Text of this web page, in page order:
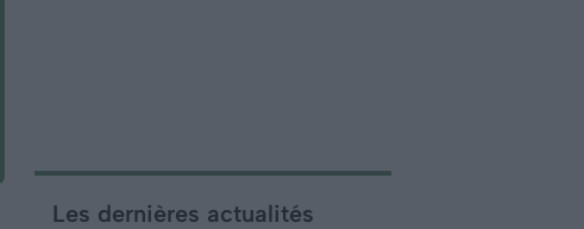
Les dernières actualités